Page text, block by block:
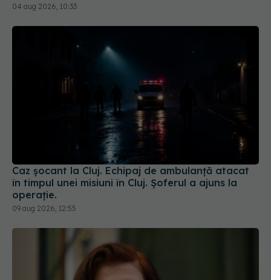
04 aug 2026, 10:33
Caz șocant la Cluj. Echipaj de ambulanță atacat
în timpul unei misiuni în Cluj. Șoferul a ajuns la
operație.
09 aug 2026, 12:55